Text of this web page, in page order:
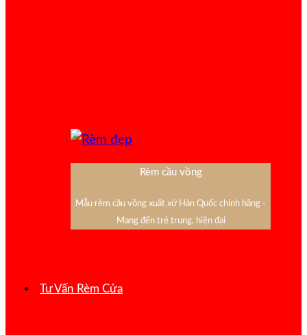
Rèm cầu vồng
Mẫu rèm cầu vồng xuất xứ Hàn Quốc chính hãng -
Mang đến trẻ trung, hiện đại
Tư Vấn Rèm Cửa